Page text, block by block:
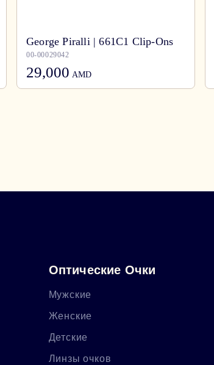
George Piralli | 661C1 Clip-Ons
00-00029042
29,000 AMD
Оптические Очки
Мужские
Женские
Детские
Линзы очков